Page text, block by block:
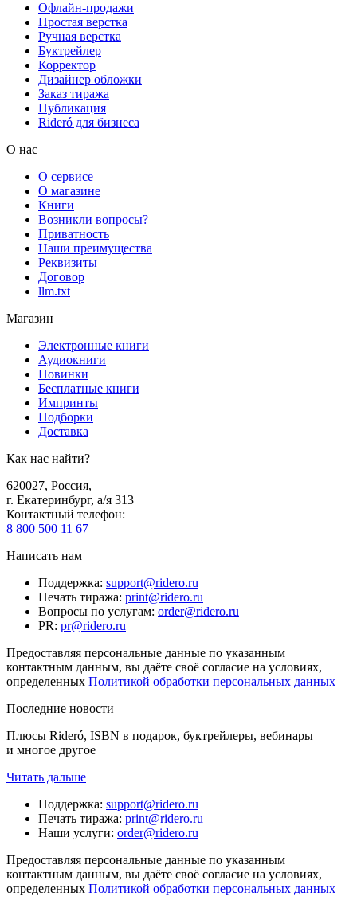
Офлайн-продажи
Простая верстка
Ручная верстка
Буктрейлер
Корректор
Дизайнер обложки
Заказ тиража
Публикация
Rideró для бизнеса
О нас
О сервисе
О магазине
Книги
Возникли вопросы?
Приватность
Наши преимущества
Реквизиты
Договор
llm.txt
Магазин
Электронные книги
Аудиокниги
Новинки
Бесплатные книги
Импринты
Подборки
Доставка
Как нас найти?
620027, Россия,
г. Екатеринбург, а/я 313
Контактный телефон:
8 800 500 11 67
Написать нам
Поддержка: support@ridero.ru
Печать тиража: print@ridero.ru
Вопросы по услугам: order@ridero.ru
PR: pr@ridero.ru
Предоставляя персональные данные по указанным
контактным данным, вы даёте своё согласие на условиях,
определенных Политикой обработки персональных данных
Последние новости
Плюсы Rideró, ISBN в подарок, буктрейлеры, вебинары
и многое другое
Читать дальше
Поддержка: support@ridero.ru
Печать тиража: print@ridero.ru
Наши услуги: order@ridero.ru
Предоставляя персональные данные по указанным
контактным данным, вы даёте своё согласие на условиях,
определенных Политикой обработки персональных данных